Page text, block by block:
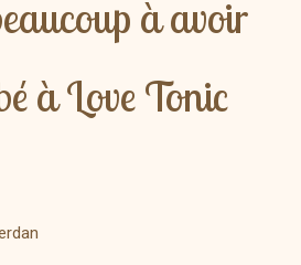
à avoir
à Love Tonic